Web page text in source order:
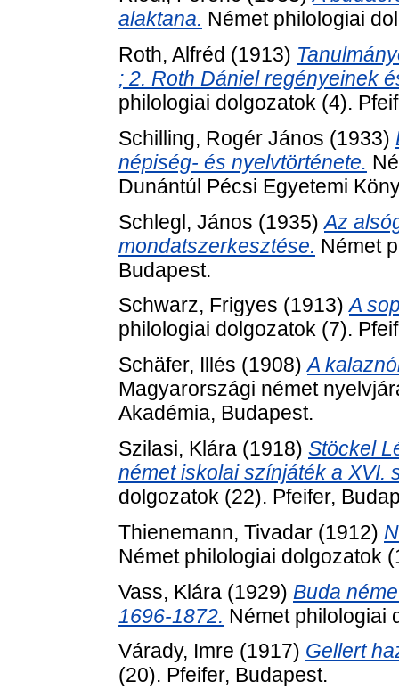
alaktana. Német philologiai
Roth, Alfréd (1913)
; 2. Roth Dániel regényeinek
philologiai dolgozatok (4).
Schilling, Rogér János (1933)
népiség- és nyelvtörténete.
Dunántúl Pécsi Egyetemi
Schlegl, János (1935)Az
mondatszerkesztése. Német
Budapest.
Schwarz, Frigyes (1913)A
philologiai dolgozatok (7).
Schäfer, Illés (1908)A
Magyarországi német
Akadémia, Budapest.
Szilasi, Klára (1918) Stöckel
német iskolai színjáték a XVI.
dolgozatok (22). Pfeifer,
Thienemann, Tivadar (1912)
Német philologiai dolgozatok
Vass, Klára (1929) Buda
1696-1872. Német philologiai
Várady, Imre (1917) Gellert
(20). Pfeifer, Budapest.